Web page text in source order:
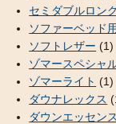
セミダブルロン
ソファーベッド
ソフトレザー (1)
ゾマースペシャ
ゾマーライト (1)
ダウナレックス
ダウンエッセンス